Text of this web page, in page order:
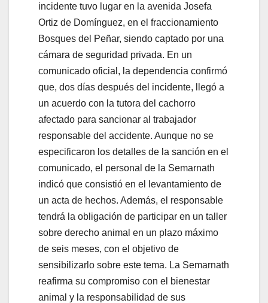
incidente tuvo lugar en la avenida Josefa
Ortiz de Domínguez, en el fraccionamiento
Bosques del Peñar, siendo captado por una
cámara de seguridad privada. En un
comunicado oficial, la dependencia confirmó
que, dos días después del incidente, llegó a
un acuerdo con la tutora del cachorro
afectado para sancionar al trabajador
responsable del accidente. Aunque no se
especificaron los detalles de la sanción en el
comunicado, el personal de la Semarnath
indicó que consistió en el levantamiento de
un acta de hechos. Además, el responsable
tendrá la obligación de participar en un taller
sobre derecho animal en un plazo máximo
de seis meses, con el objetivo de
sensibilizarlo sobre este tema. La Semarnath
reafirma su compromiso con el bienestar
animal y la responsabilidad de sus